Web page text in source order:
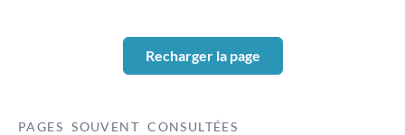
Recharger la page
PAGES SOUVENT CONSULTÉES